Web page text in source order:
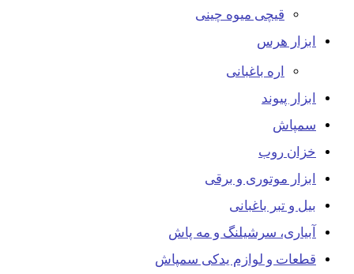
قیچی میوه چینی
ابزار هرس
اره باغبانی
ابزار پیوند
سمپاش
خزان روب
ابزار موتوری و برقی
بیل و تبر باغبانی
آبیاری، سرشیلنگ و مه پاش
قطعات و لوازم یدکی سمپاش